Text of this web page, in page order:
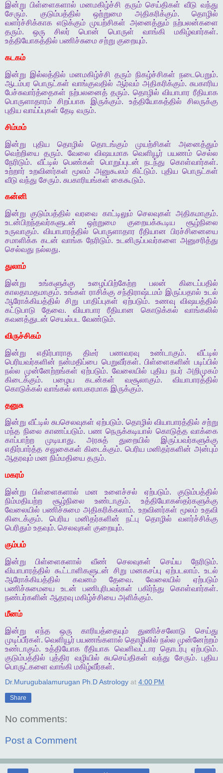
இன்று பிள்ளைகளால் மனமகிழ்ச்சி தரும் செய்திகள் வீடு வந்து
சேரும். குடும்பத்தில் ஒற்றுமை அதிகரிக்கும். தொழில்
வளர்ச்சிக்காக எடுக்கும் முயற்சிகள் அனைத்தும் நற்பலன்களை
தரும். ஒரு சிலர் பொன் பொருள் வாங்கி மகிழ்வார்கள்.
உத்தியோகத்தில் பணிச்சுமை சற்று குறையும்.
கடகம்
இன்று இல்லத்தில் மனமகிழ்ச்சி தரும் நிகழ்ச்சிகள் நடைபெறும்.
ஆடம்பர பொருட்கள் வாங்குவதில் ஆர்வம் அதிகரிக்கும்.சுபகாரிய
பேச்சுவார்த்தைகள் நற்பலனைத் தரும். தொழில் வியாபார ரீதியாக
பொருளாதாரம்
சிறப்பாக இருக்கும். உத்தியோகத்தில்
சிலருக்கு
புதிய வாய்ப்புகள் தேடி வரும்.
சிம்மம்
இன்று
புதிய தொழில் தொடங்கும் முயற்சிகள்
அனைத்தும்
வெற்றியை
தரும். வேலை விஷயமாக வெளியூர் பயணம் செல்ல
நேரிடும். வீட்டில் பெண்கள் பொறுப்புடன் நடந்து கொள்வார்கள்.
உற்றார் உறவினர்கள் மூலம் அனுகூலம் கிட்டும். புதிய பொருட்கள்
வீடு வந்து சேரும். சுபகாரியங்கள் கைகூடும்.
கன்னி
இன்று
குடும்பத்தில் வரவை காட்டிலும் செலவுகள் அதிகமாகும்.
உடன்பிறந்தவர்களுடன்
ஒற்றுமை குறையக்கூடிய
சூழ்நிலை
உருவாகும். வியாபாரத்தில் பொருளாதார ரீதியான பிரச்சினையை
சமாளிக்க கடன் வாங்க நேரிடும். உடனிருப்பவர்களை அனுசரித்து
செல்வது நல்லது.
துலாம்
இன்று
உங்களுக்கு உழைப்பிற்கேற்ற பலன்
கிடைப்பதில்
காலதாமதமாகும். உங்கள் ராசிக்கு சந்திராஷ்டமம் இருப்பதால் உடல்
ஆரோக்கியத்தில்
சிறு பாதிப்புகள் ஏற்படும். உணவு
விஷயத்தில்
கட்டுபாடு
தேவை. வியாபார ரீதியான கொடுக்கல்
வாங்கலில்
கவனத்துடன் செயல்பட வேண்டும்.
விருச்சிகம்
இன்று
எதிர்பாராத திடீர் பணவரவு உண்டாகும்.வீட்டில்
பெரியவர்களின் நன்மதிப்பை பெறுவீர்கள். பிள்ளைகளின் படிப்பில்
நல்ல முன்னேற்றங்கள் ஏற்படும்.வேலையில் புதிய நபர் அறிமுகம்
கிடைக்கும். பழைய கடன்கள் வசூலாகும். வியாபாரத்தில்
கொடுக்கல் வாங்கல் லாபகரமாக இருக்கும்.
தனுசு
இன்று வீட்டில் சுபசெலவுகள் ஏற்படும். தொழில் வியாபாரத்தில் சற்று
மந்த நிலை காணப்படும். பண நெருக்கடியால் கொடுத்த வாக்கை
காப்பாற்ற
முடியாது. அரசுத் துறையில்
இருப்பவர்களுக்கு
எதிர்பார்த்த சலுகைகள் கிடைக்கும். பெரிய மனிதர்களின் அன்பும்
ஆதரவும் மன நிம்மதியை தரும்.
மகரம்
இன்று
பிள்ளைகளால் மன உளைச்சல் ஏற்படும்.குடும்பத்தில்
நிம்மதியற்ற
சூழ்நிலை உண்டாகும்.உத்தியோகஸ்தர்களுக்கு
வேலையில் பணிச்சுமை அதிகரிக்கலாம். உறவினர்கள் மூலம் உதவி
கிடைக்கும். பெரிய மனிதர்களின் நட்பு தொழில்
வளர்ச்சிக்கு
பெரிதும் உதவும். செலவுகள் குறையும்.
கும்பம்
இன்று
பிள்ளைகளால் வீண் செலவுகள் செய்ய நேரிடும்.
வியாபாரத்தில் கூட்டாளிகளுடன் சிறு மனகசப்பு ஏற்படலாம்.உடல்
ஆரோக்கியத்தில்
கவனம் தேவை. வேலையில்
ஏற்படும்
பணிச்சுமையை
உடன் பணிபுரிபவர்கள் பகிர்ந்து கொள்வார்கள்.
நண்பர்களின் ஆதரவு மகிழ்ச்சியை அளிக்கும்.
மீனம்
இன்று
எந்த ஒரு காரியத்தையும் துணிச்சலோடு
செய்து
முடிப்பீர்கள். வெளியூர் பயணங்களால் தொழிலில் நல்ல முன்னேற்றம்
உண்டாகும்.உத்தியோக ரீதியாக வெளிவட்டார தொடர்பு ஏற்படும்.
குடும்பத்தில்
புத்திர வழியில் சுபசெய்திகள் வந்து சேரும்.புதிய
பொருட்களை வாங்கி மகிழ்வீர்கள்.
Dr.Murugubalamurugan Ph.D Astrology at 4:00 PM
Share
No comments:
Post a Comment